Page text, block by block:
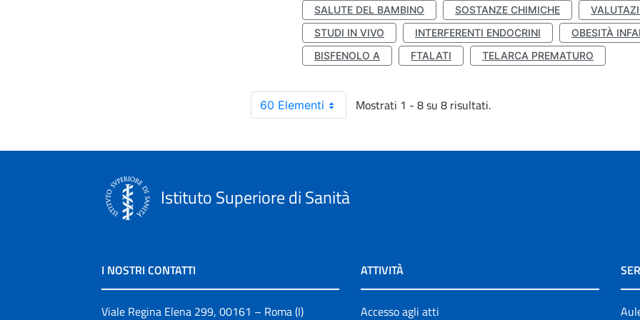
SALUTE DEL BAMBINO
SOSTANZE CHIMICHE
STUDI IN VIVO
INTERFERENTI ENDOCRINI OBESITÀ
BISFENOLO A
FTALATI TELARCA PREMATURO
60 Elementi Mostrati 1 - 8 su 8 risultati.
Istituto Superiore di Sanità
I NOSTRI CONTATTI
Viale Regina Elena 299, 00161 – Roma (I)
ATTIVITÀ
Accesso agli atti